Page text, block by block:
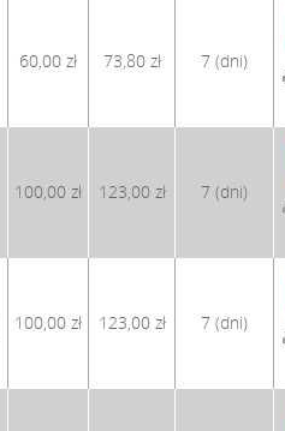
60,00 zł 73,80 zł 7 (dni)
100,00 zł 123,00 zł 7 (dni)
100,00 zł 123,00 zł 7 (dni)